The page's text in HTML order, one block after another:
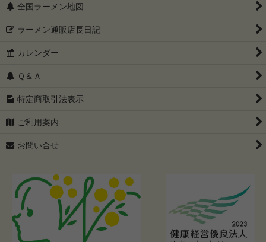
全国ラーメン地図
ラーメン通販店長日記
カレンダー
Ｑ＆Ａ
特定商取引法表示
ご利用案内
お問い合せ